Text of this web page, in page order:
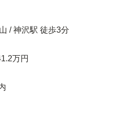
/ 神沢駅 徒歩3分
万円